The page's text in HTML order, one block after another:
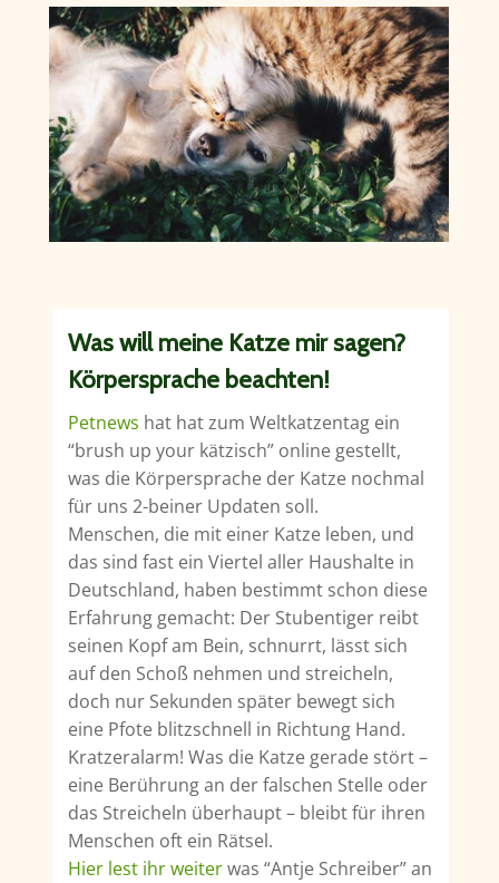
Was will meine Katze mir sagen?
Körpersprache beachten!
Petnews hat hat zum Weltkatzentag ein
“brush up your kätzisch” online gestellt,
was die Körpersprache der Katze nochmal
für uns 2-beiner Updaten soll.
Menschen, die mit einer Katze leben, und
das sind fast ein Viertel aller Haushalte in
Deutschland, haben bestimmt schon diese
Erfahrung gemacht: Der Stubentiger reibt
seinen Kopf am Bein, schnurrt, lässt sich
auf den Schoß nehmen und streicheln,
doch nur Sekunden später bewegt sich
eine Pfote blitzschnell in Richtung Hand.
Kratzeralarm! Was die Katze gerade stört –
eine Berührung an der falschen Stelle oder
das Streicheln überhaupt – bleibt für ihren
Menschen oft ein Rätsel.
Hier lest ihr weiterwas “Antje Schreiber” an